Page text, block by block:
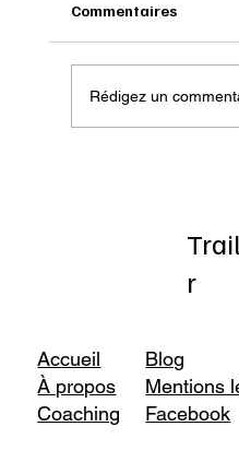
Onatera :
Commentaires
Rédigez un
r
Accueil
À propos
Coaching
Blog
Mentions
Facebook